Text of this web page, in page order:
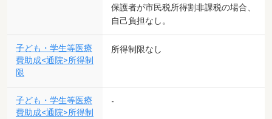
保護者が市民税所得割非課税の場合、
自己負担なし。
子ども・学生等医療
費助成<通院>所得制
限
所得制限なし
子ども・学生等医療
費助成<通院>所得制
-